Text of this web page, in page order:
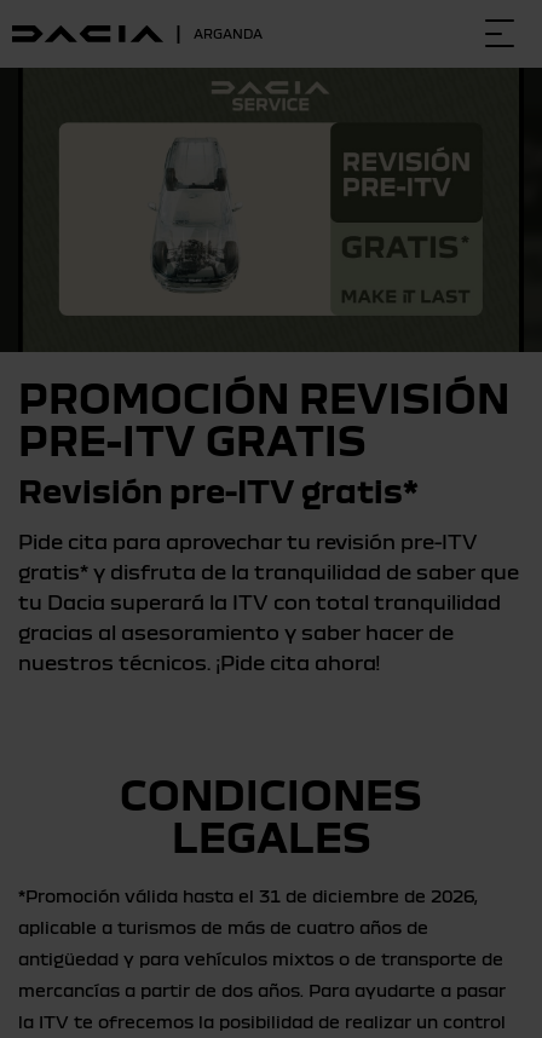
| ARGANDA
PROMOCIÓN REVISIÓN
PRE-ITV GRATIS
Revisión pre-ITV gratis*
Pide cita para aprovechar tu revisión pre-ITV
gratis* y disfruta de la tranquilidad de saber que
tu Dacia superará la ITV con total tranquilidad
gracias al asesoramiento y saber hacer de
nuestros técnicos. ¡Pide cita ahora!
CONDICIONES
LEGALES
*Promoción válida hasta el 31 de diciembre de 2026,
aplicable a turismos de más de cuatro años de
antigüedad y para vehículos mixtos o de transporte de
mercancías a partir de dos años. Para ayudarte a pasar
la ITV te ofrecemos la posibilidad de realizar un control